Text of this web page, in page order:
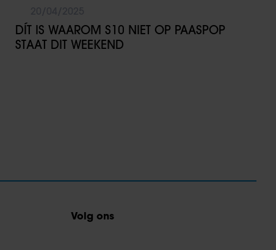
DÍT IS WAAROM S10 NIET OP PAASPOP
STAAT DIT WEEKEND
Volg ons